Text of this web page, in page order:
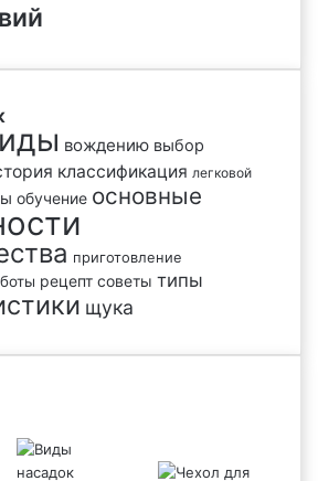
вождению выбор
классификация легковой
обучение основные
приготовление
рецепт советы типы
щука